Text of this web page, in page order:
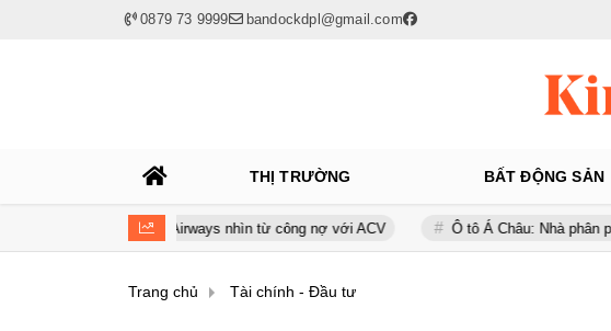
0879 73 9999 bandockdpl@gmail.com
THỊ TRƯỜNG BẤT ĐỘNG SẢN
Bamboo Airways nhìn từ công nợ với ACV Ô tô Á Châu: Nhà phân phối Audi tại
Trang chủ Tài chính - Đầu tư